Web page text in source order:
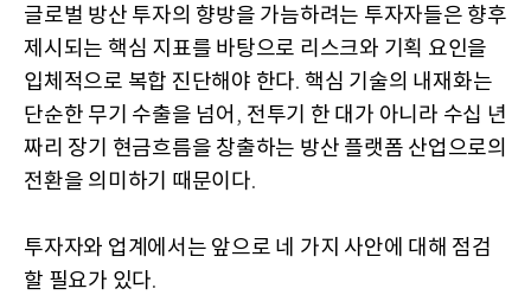
글로벌 방산 투자의 향방을 가늠하려는 투자자들은 향후
제시되는 핵심 지표를 바탕으로 리스크와 기획 요인을
입체적으로 복합 진단해야 한다. 핵심 기술의 내재화는
단순한 무기 수출을 넘어 , 전투기 한 대가 아니라 수십 년
짜리 장기 현금흐름을 창출하는 방산 플랫폼 산업으로의
전환을 의미하기 때문이다.
투자자와 업계에서는 앞으로 네 가지 사안에 대해 점검
할 필요가 있다.